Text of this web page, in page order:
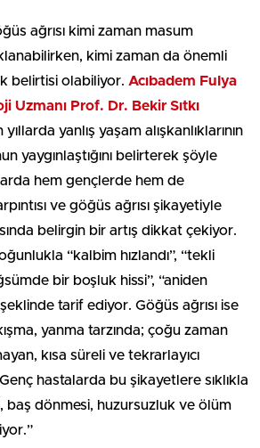
ağrısı kimi zaman masum
kimi zaman da önemli
belirtisi olabiliyor. Acıbadem Fulya
Uzmanı Prof. Dr. Bekir Sıtkı
yanlış yaşam alışkanlıklarının
yaygınlaştığını belirterek şöyle
hem gençlerde hem de
ve göğüs ağrısı şikayetiyle
belirgin bir artış dikkat çekiyor.
“kalbim hızlandı”, “tekli
bir boşluk hissi”, “aniden
tarif ediyor. Göğüs ağrısı ise
yanma tarzında; çoğu zaman
kısa süreli ve tekrarlayıcı
hastalarda bu şikayetlere sıklıkla
baş dönmesi, huzursuzluk ve ölüm